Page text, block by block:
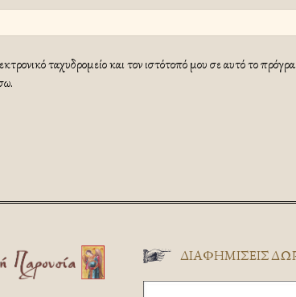
ταχυδρομείο και τον ιστότοπό μου σε αυτό το
ΔΙΑΦΗΜΊΣΕΙΣ